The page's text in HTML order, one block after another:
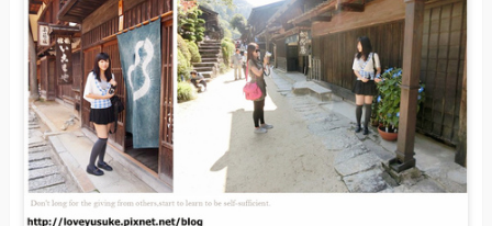
走在這裡的街道你可以很清楚的感受到以前江戶時
代時當時的繁華景象
這裡很有舊日本期的風情在